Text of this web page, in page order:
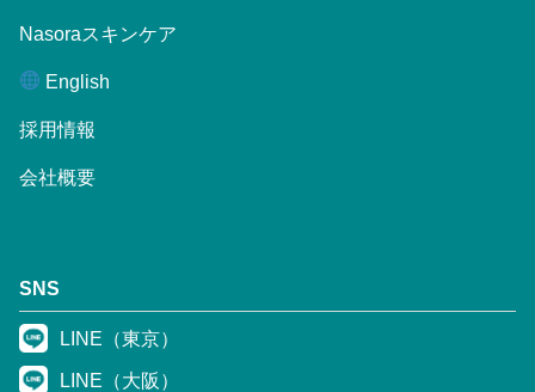
Nasoraスキンケア
English
採用情報
会社概要
SNS
LINE（東京）
LINE（大阪）